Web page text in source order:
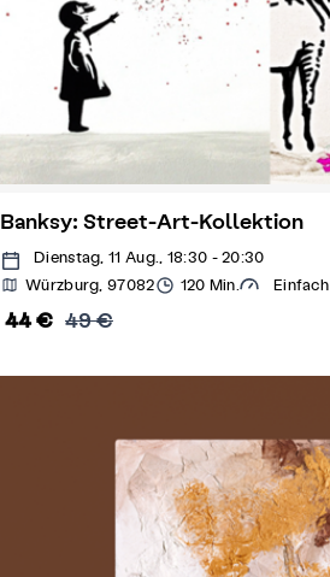
Banksy: Street-Art-Kollektion
Dienstag, 11 Aug., 18:30 - 20:30
Würzburg, 97082
120 Min. Einfach
44 € 49 €